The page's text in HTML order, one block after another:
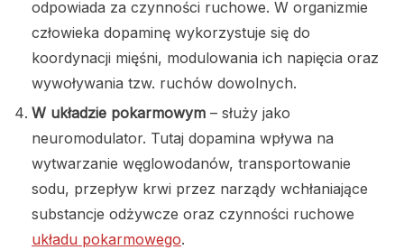
odpowiada za czynności ruchowe. W organizmie
człowieka dopaminę wykorzystuje się do
koordynacji mięśni, modulowania ich napięcia oraz
wywoływania tzw. ruchów dowolnych.
W układzie pokarmowym – służy jako
neuromodulator. Tutaj dopamina wpływa na
wytwarzanie węglowodanów, transportowanie
sodu, przepływ krwi przez narządy wchłaniające
substancje odżywcze oraz czynności ruchowe
układu pokarmowego.